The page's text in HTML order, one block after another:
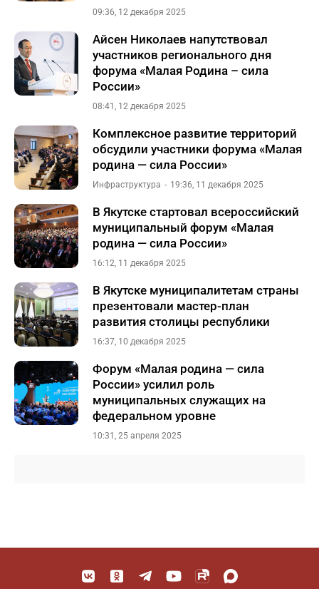
09:36, 12 декабря 2025
Айсен Николаев напутствовал
участников регионального дня
форума «Малая Родина – сила
России»
08:41, 12 декабря 2025
Комплексное развитие территорий
обсудили участники форума «Малая
родина — сила России»
Инфраструктура 19:36, 11 декабря 2025
В Якутске стартовал всероссийский
муниципальный форум «Малая
родина — сила России»
16:12, 11 декабря 2025
В Якутске муниципалитетам страны
презентовали мастер-план
развития столицы республики
16:37, 10 декабря 2025
Форум «Малая родина — сила
России» усилил роль
муниципальных служащих на
федеральном уровне
10:31, 25 апреля 2025